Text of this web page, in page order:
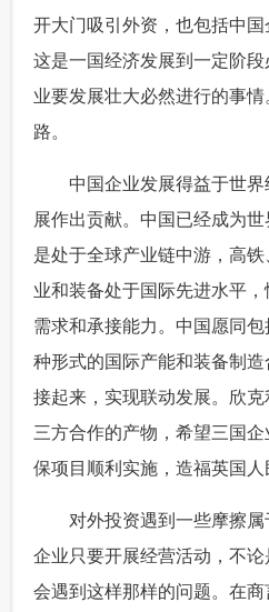
开大门吸引外资，也包括中国
这是一国经济发展到一定阶
业要发展壮大必然进行的事
路。
中国企业发展得益于世界
展作出贡献。中国已经成为
是处于全球产业链中游，高
业和装备处于国际先进水平
需求和承接能力。中国愿同
种形式的国际产能和装备制
接起来，实现联动发展。欣
三方合作的产物，希望三国
保项目顺利实施，造福英国人
对外投资遇到一些摩擦属
企业只要开展经营活动，不
会遇到这样那样的问题。在